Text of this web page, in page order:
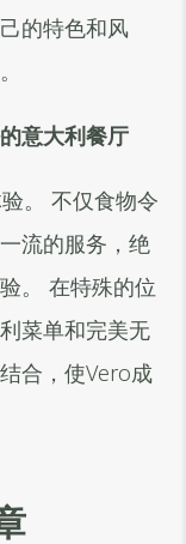
的特色和风
意大利餐厅
。 不仅食物令
流的服务，绝
。 在特殊的位
菜单和完美无
合，使Vero成